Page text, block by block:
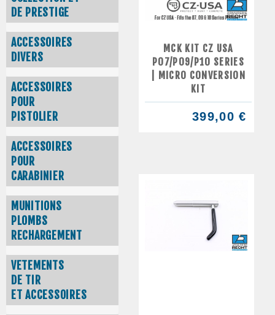
DE PRESTIGE
ACCESSOIRES
DIVERS
ACCESSOIRES
POUR
PISTOLIER
ACCESSOIRES
POUR
CARABINIER
MUNITIONS
PLOMBS
RECHARGEMENT
VETEMENTS
DE TIR
ET ACCESSOIRES
MCK KIT CZ USA
P07/P09/P10 SERIES
| MICRO CONVERSION
KIT
399,00 €